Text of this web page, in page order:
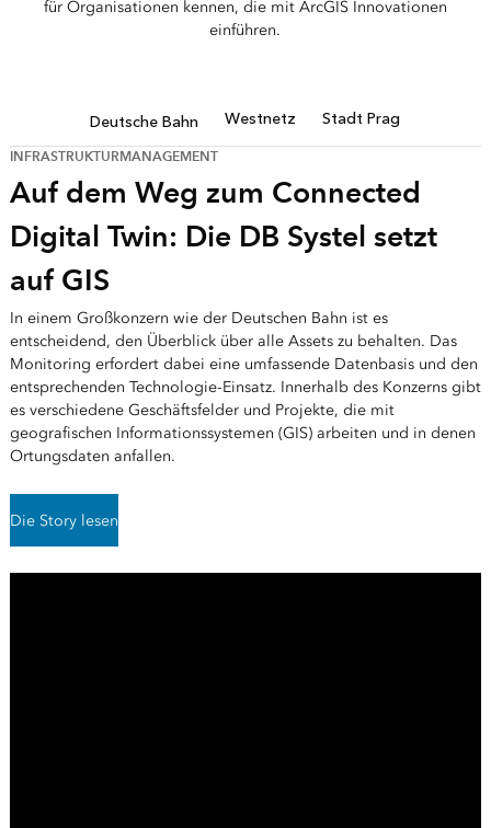
für Organisationen kennen, die mit ArcGIS Innovationen
einführen.
Deutsche Bahn Westnetz Stadt Prag
INFRASTRUKTURMANAGEMENT
Auf dem Weg zum Connected
Digital Twin: ​Die DB Systel setzt
auf GIS
In einem Großkonzern wie der Deutschen Bahn ist es
entscheidend,​ den Überblick über alle Assets zu behalten. Das
Monitoring erfordert dabei eine umfassende Datenbasis und den
entsprechenden Technologie-Einsatz. Innerhalb des Konzerns gibt
es verschiedene Geschäftsfelder und Projekte,​ die mit
geografischen Informationssystemen (GIS) arbeiten und in denen ​
Ortungsdaten anfallen.
Die Story lesen